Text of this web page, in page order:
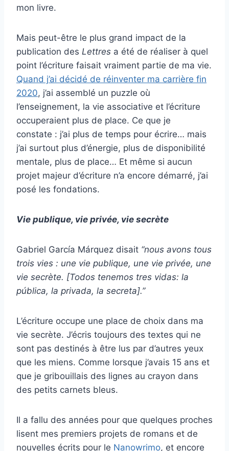
mon livre.
Mais peut-être le plus grand impact de la
publication des Lettres a été de réaliser à quel
point l’écriture faisait vraiment partie de ma vie.
Quand j’ai décidé de réinventer ma carrière fin
2020, j’ai assemblé un puzzle où
l’enseignement, la vie associative et l’écriture
occuperaient plus de place. Ce que je
constate : j’ai plus de temps pour écrire… mais
j’ai surtout plus d’énergie, plus de disponibilité
mentale, plus de place… Et même si aucun
projet majeur d’écriture n’a encore démarré, j’ai
posé les fondations.
Vie publique, vie privée, vie secrète
Gabriel García Márquez disait “nous avons tous
trois vies : une vie publique, une vie privée, une
vie secrète. [Todos tenemos tres vidas: la
pública, la privada, la secreta].”
L’écriture occupe une place de choix dans ma
vie secrète. J’écris toujours des textes qui ne
sont pas destinés à être lus par d’autres yeux
que les miens. Comme lorsque j’avais 15 ans et
que je gribouillais des lignes au crayon dans
des petits carnets bleus.
Il a fallu des années pour que quelques proches
lisent mes premiers projets de romans et de
nouvelles écrits pour le Nanowrimo, et encore